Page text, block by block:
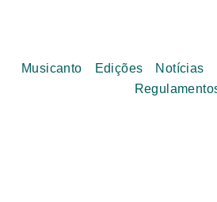
Musicanto Edições Notícias